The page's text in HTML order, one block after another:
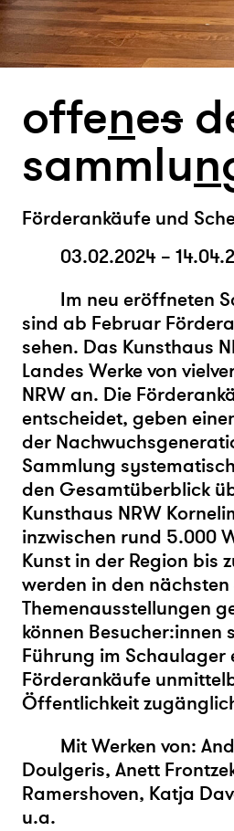
offenes
sammlun
Förderankäufe und
03.02.2024 –
Im neu eröffneten
sind ab Februar
sehen. Das Kunsthaus
Landes Werke von
NRW an. Die
entscheidet, geben
der
Sammlung
den Gesamtüberblick
Kunsthaus NRW
inzwischen rund 5.000
Kunst in der Region bis
werden in den
Themenausstellungen
können Besucher:innen
Führung im Schaulager
Förderankäufe
Öffentlichkeit
Mit Werken von:
Doulgeris, Anett
Ramershoven, Katja
u.a.